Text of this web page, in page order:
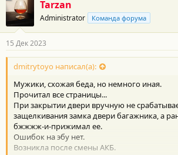
Tarzan
Administrator Команда форума
15 Дек 2023
dmitrytoyo написал(а):
Мужики, схожая беда, но немного иная.
Прочитал все страницы...
При закрытии двери вручную не
защелкивания замка двери багажника, а
бжжжж-и-прижимал ее.
Ошибок на эбу нет.
Возникла после смены АКБ.